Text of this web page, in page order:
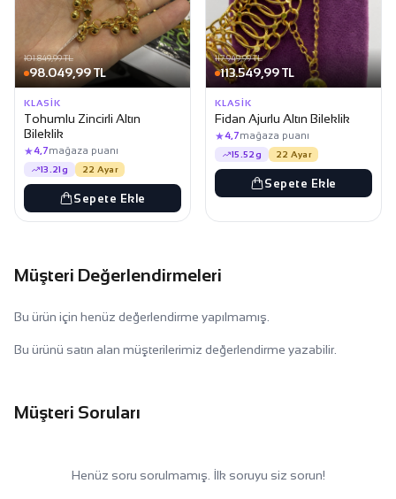
101.849,99 TL
98.049,99 TL
KLASIK
Tohumlu Zincirli Altın
Bileklik
★4,7mağaza puanı
13.21g 22 Ayar
Sepete Ekle
117.949,99 TL
113.549,99 TL
KLASIK
Fidan Ajurlu Altın Bileklik
★4,7mağaza puanı
15.52g 22 Ayar
Sepete Ekle
Müşteri Değerlendirmeleri
Bu ürün için henüz değerlendirme yapılmamış.
Bu ürünü satın alan müşterilerimiz değerlendirme yazabilir.
Müşteri Soruları
Henüz soru sorulmamış. İlk soruyu siz sorun!